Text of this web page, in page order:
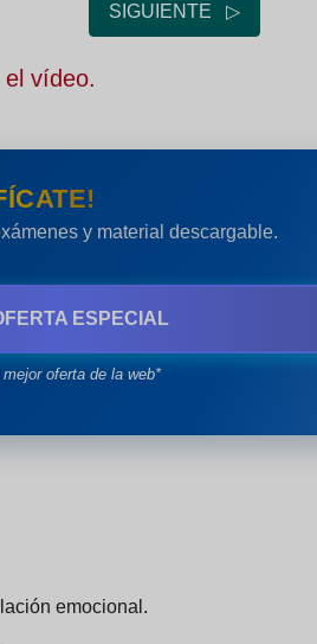
SIGUIENTE ▷
vídeo.
y material descargable.
ESPECIAL
mejor oferta de la web*
emocional.